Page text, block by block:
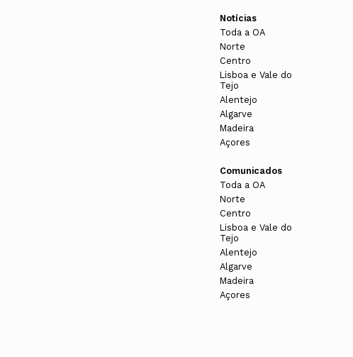
Notícias
Toda a OA
Norte
Centro
Lisboa e Vale do
Tejo
Alentejo
Algarve
Madeira
Açores
Comunicados
Toda a OA
Norte
Centro
Lisboa e Vale do
Tejo
Alentejo
Algarve
Madeira
Açores